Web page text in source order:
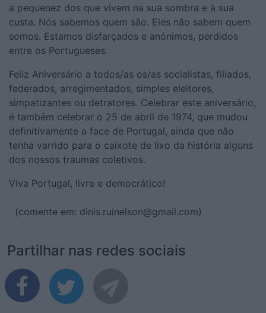
a pequenez dos que vivem na sua sombra e à sua
custa. Nós sabemos quem são. Eles não sabem quem
somos. Estamos disfarçados e anónimos, perdidos
entre os Portugueses.
Feliz Aniversário a todos/as os/as socialistas, filiados,
federados, arregimentados, simples eleitores,
simpatizantes ou detratores. Celebrar este aniversário,
é também celebrar o 25 de abril de 1974, que mudou
definitivamente a face de Portugal, ainda que não
tenha varrido para o caixote de lixo da história alguns
dos nossos traumas coletivos.
Viva Portugal, livre e democrático!
(comente em: dinis.ruinelson@gmail.com)
Partilhar nas redes sociais